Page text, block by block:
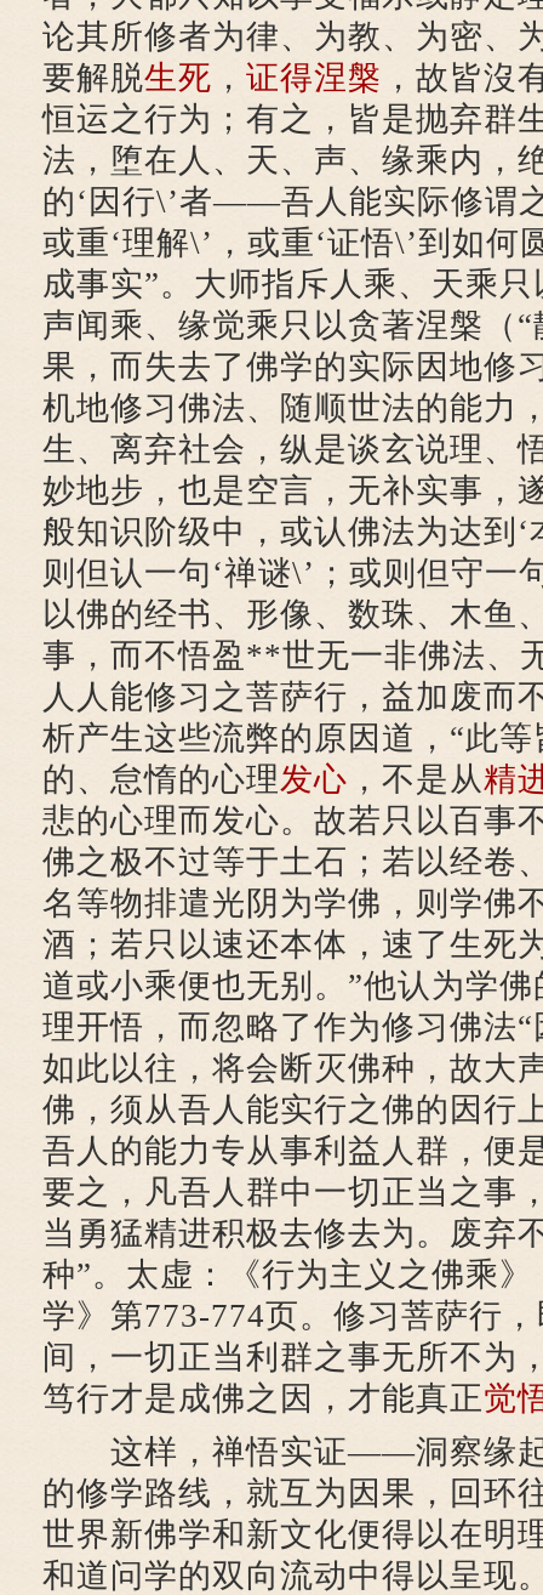
论其所修者为律、为教、为密、
要解脱生死 ， 证得涅槃 ，故皆沒
恒运之行为；有之，皆是抛弃群
法，堕在人、天、声、缘乘内，
的‘因行\’者——吾人能实际修谓
或重‘理解\’，或重‘证悟\’到如何
成事实”。大师指斥人乘、天乘
声闻乘、缘觉乘只以贪著涅槃（
果，而失去了佛学的实际因地修
机地修习佛法、随顺世法的能力
生、离弃社会，纵是谈玄说理、
妙地步，也是空言，无补实事，
般知识阶级中，或认佛法为达到‘
则但认一句‘禅谜\’；或则但守一
以佛的经书、形像、数珠、木鱼
事，而不悟盈**世无一非佛法、
人人能修习之菩萨行，益加废而
析产生这些流弊的原因道，“此
的、怠惰的心理发心 ，不是从精
悲的心理而发心。故若只以百事
佛之极不过等于土石；若以经卷
名等物排遣光阴为学佛，则学佛
酒；若只以速还本体，速了生死
道或小乘便也无别。”他认为学
理开悟，而忽略了作为修习佛法
如此以往，将会断灭佛种，故大
佛，须从吾人能实行之佛的因行
吾人的能力专从事利益人群，便
要之，凡吾人群中一切正当之事
当勇猛精进积极去修去为。废弃
种”。太虚：《行为主义之佛乘》
学》第773-774页。修习菩萨行
间，一切正当利群之事无所不为
笃行才是成佛之因，才能真正觉
这样，禅悟实证——洞察缘
的修学路线，就互为因果，回环
世界新佛学和新文化便得以在明
和道问学的双向流动中得以呈现